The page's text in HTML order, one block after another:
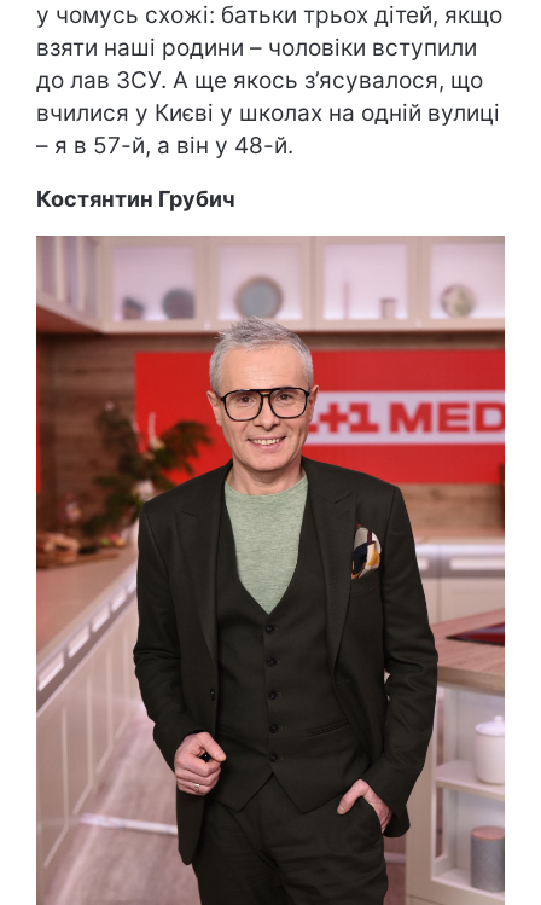
у чомусь схожі: батьки трьох дітей, якщо
взяти наші родини – чоловіки вступили
до лав ЗСУ. А ще якось з’ясувалося, що
вчилися у Києві у школах на одній вулиці
– я в 57-й, а він у 48-й.
Костянтин Грубич